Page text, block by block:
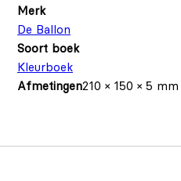
Merk
De Ballon
Soort boek
Kleurboek
Afmetingen210 × 150 × 5 mm